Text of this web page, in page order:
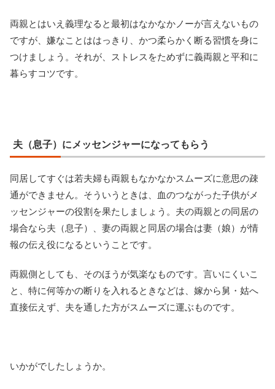
両親とはいえ義理なると最初はなかなかノーが言えないもの
ですが、嫌なことははっきり、かつ柔らかく断る習慣を身に
つけましょう。それが、ストレスをためずに義両親と平和に
暮らすコツです。
夫（息子）にメッセンジャーになってもらう
同居してすぐは若夫婦も両親もなかなかスムーズに意思の疎
通ができません。そういうときは、血のつながった子供がメ
ッセンジャーの役割を果たしましょう。夫の両親との同居の
場合なら夫（息子）、妻の両親と同居の場合は妻（娘）が情
報の伝え役になるということです。
両親側としても、そのほうが気楽なものです。言いにくいこ
と、特に何等かの断りを入れるときなどは、嫁から舅・姑へ
直接伝えず、夫を通した方がスムーズに運ぶものです。
いかがでしたしょうか。